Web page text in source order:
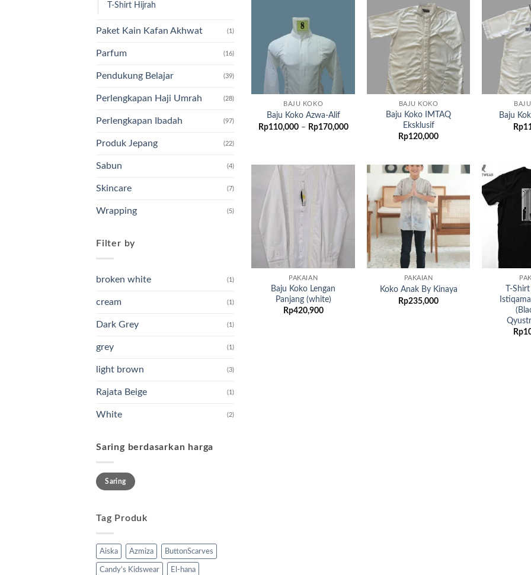
T-Shirt Hijrah
Paket Kain Kafan Akhwat (1)
Parfum (16)
Pendukung Belajar (39)
Perlengkapan Haji Umrah (28)
Perlengkapan Ibadah (97)
Produk Jepang (22)
Sabun (4)
Skincare (7)
Wrapping (5)
Filter by
broken white (1)
cream (1)
Dark Grey (1)
grey (1)
light brown (3)
Rajata Beige (1)
White (2)
Saring berdasarkan harga
Harga
terendah
Harga
tertinggi
Saring
Tag Produk
Aiska Azmiza ButtonScarves
Candy's Kidswear El-hana
BAJU KOKO
Baju Koko Azwa-Alif
Rp110,000 – Rp170,000Rentang
Add to
wishlist
BAJU KOKO
Baju Koko IMTAQ
Eksklusif
Rp120,000
Baju
Rp
Add to
wishlist
PAKAIAN
Baju Koko Lengan
Panjang (white)
Rp420,900
Add to
wishlist
PAKAIAN
Koko Anak By Kinaya
Rp235,000
T-
Rp